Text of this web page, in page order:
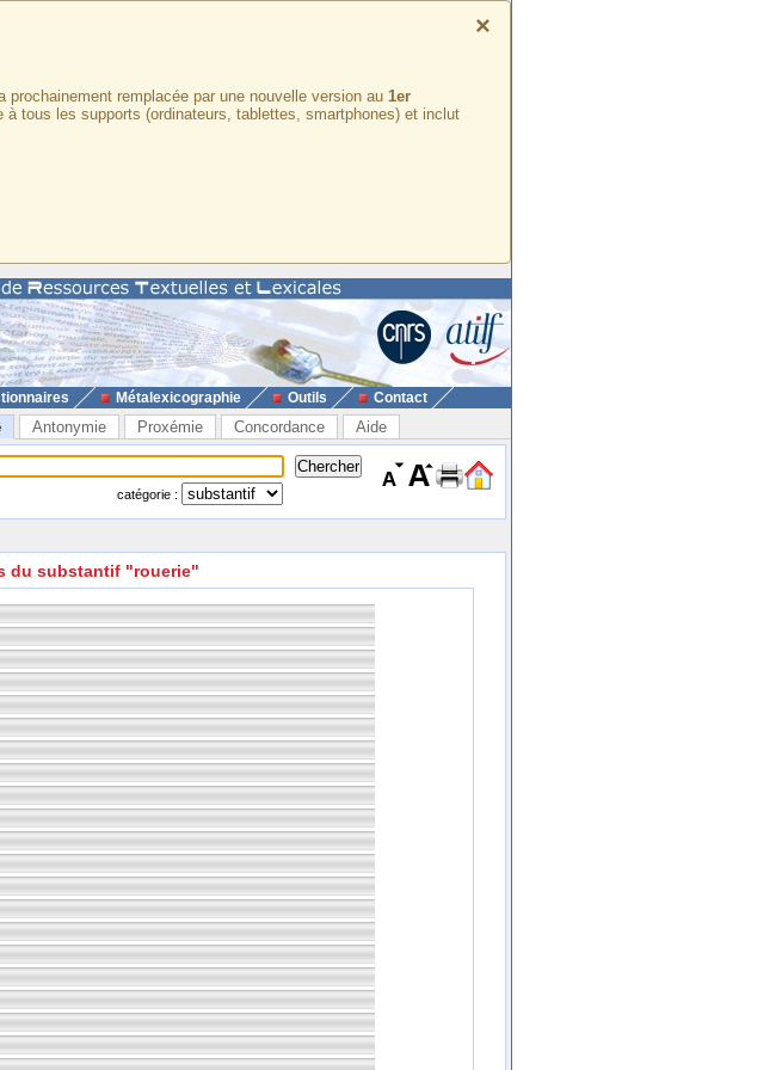
×
remplacée par une nouvelle version au 1er
tous les supports (ordinateurs, tablettes, smartphones) et inclut
Métalexicographie Outils Contact
Antonymie Proxémie Concordance Aide
catégorie :
du substantif "rouerie"